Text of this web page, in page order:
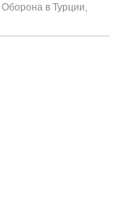
Оборона в Турции,